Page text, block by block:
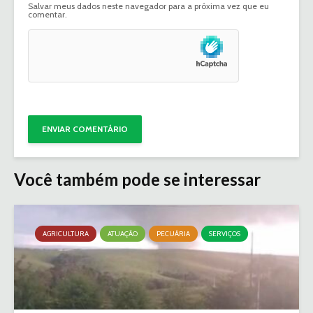
Salvar meus dados neste navegador para a próxima vez que eu
comentar.
Você também pode se interessar
AGRICULTURA ATUAÇÃO PECUÁRIA SERVIÇOS